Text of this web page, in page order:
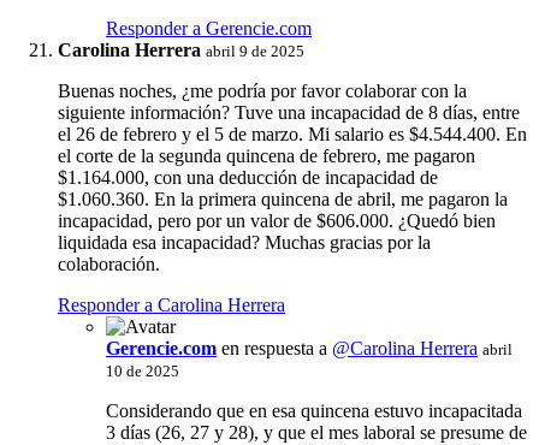
Responder a Gerencie.com
Carolina Herrera abril 9 de 2025
Buenas noches, ¿me podría por favor colaborar con la
siguiente información? Tuve una incapacidad de 8 días, entre
el 26 de febrero y el 5 de marzo. Mi salario es $4.544.400. En
el corte de la segunda quincena de febrero, me pagaron
$1.164.000, con una deducción de incapacidad de
$1.060.360. En la primera quincena de abril, me pagaron la
incapacidad, pero por un valor de $606.000. ¿Quedó bien
liquidada esa incapacidad? Muchas gracias por la
colaboración.
Responder a Carolina Herrera
Gerencie.com en respuesta a @Carolina Herrera abril
10 de 2025
Considerando que en esa quincena estuvo incapacitada
3 días (26, 27 y 28), y que el mes laboral se presume de